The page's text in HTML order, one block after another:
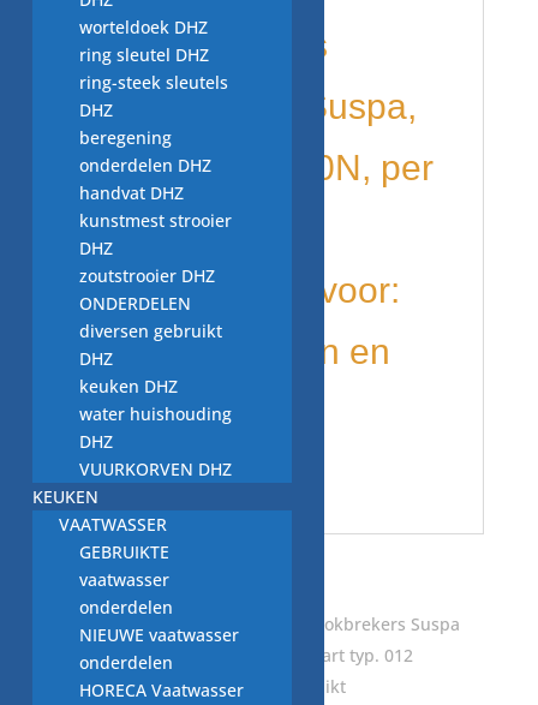
schokdempers
wasmachine Suspa,
06230027, 120N, per
stuk
word gebruikt voor:
diverse merken en
modellen o.a.
AEG
Gerelateerde producten
worteldoek DHZ
ring sleutel DHZ
ring-steek sleutels
DHZ
beregening
onderdelen DHZ
handvat DHZ
kunstmest strooier
DHZ
zoutstrooier DHZ
ONDERDELEN
diversen gebruikt
DHZ
keuken DHZ
water huishouding
DHZ
VUURKORVEN DHZ
KEUKEN
VAATWASSER
GEBRUIKTE
vaatwasser
onderdelen
NIEUWE vaatwasser
onderdelen
HORECA Vaatwasser